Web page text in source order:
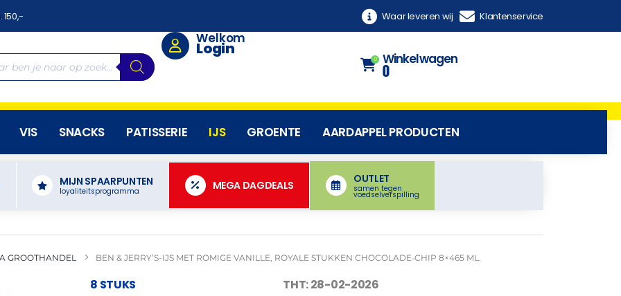
150,- Waar leveren wij Klantenservice
Welkom
Login
0 Winkelwagen
0
VIS SNACKS PATISSERIE IJS GROENTE AARDAPPEL PRODUCTEN
MIJN SPAARPUNTEN
loyaliteitsprogramma MEGA DAGDEALS
OUTLET
samen tegen
voedselverspilling
GROOTHANDEL BEN & JERRY’S-IJS MET ROMIGE VANILLE, ROYALE STUKKEN CHOCOLADE‑CHIP 8×465 ML.
8 STUKS THT: 28-02-2026